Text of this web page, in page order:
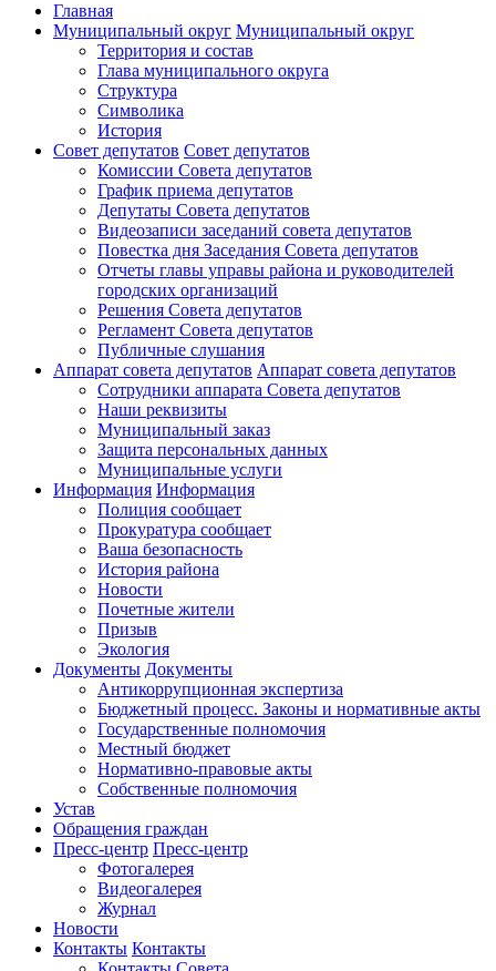
Главная
Муниципальный округ Муниципальный округ
Территория и состав
Глава муниципального округа
Структура
Символика
История
Совет депутатов Совет депутатов
Комиссии Совета депутатов
График приема депутатов
Депутаты Совета депутатов
Видеозаписи заседаний совета депутатов
Повестка дня Заседания Совета депутатов
Отчеты главы управы района и руководителей
городских организаций
Решения Совета депутатов
Регламент Совета депутатов
Публичные слушания
Аппарат совета депутатов Аппарат совета депутатов
Сотрудники аппарата Совета депутатов
Наши реквизиты
Муниципальный заказ
Защита персональных данных
Муниципальные услуги
Информация Информация
Полиция сообщает
Прокуратура сообщает
Ваша безопасность
История района
Новости
Почетные жители
Призыв
Экология
Документы Документы
Антикоррупционная экспертиза
Бюджетный процесс. Законы и нормативные акты
Государственные полномочия
Местный бюджет
Нормативно-правовые акты
Собственные полномочия
Устав
Обращения граждан
Пресс-центр Пресс-центр
Фотогалерея
Видеогалерея
Журнал
Новости
Контакты Контакты